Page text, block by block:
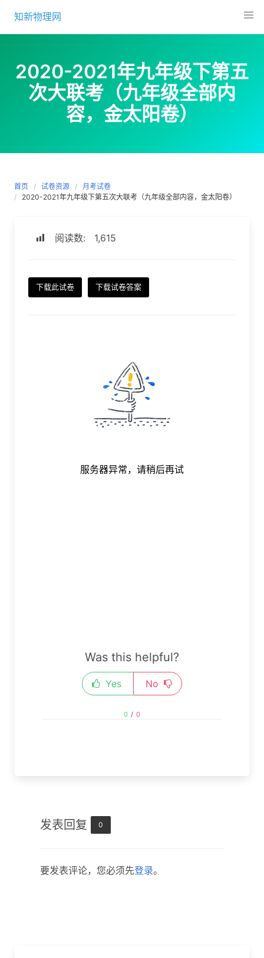
content
知新物理网
2020-2021年九年级下第五
次大联考（九年级全部内
容，金太阳卷）
首页 试卷资源
月考试卷
2020-2021年九年级下第五次大联考（九年级全部内容，金太阳卷）
阅读数: 1,615
下载此试卷 下载试卷答案
Was this helpful?
Yes No
0 / 0
发表回复 0
要发表评论，您必须先登录。